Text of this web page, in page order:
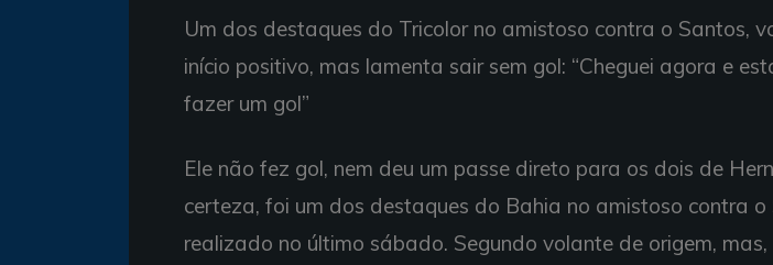
Um dos destaques do Tricolor no amistoso contra o Santos,
início positivo, mas lamenta sair sem gol: “Cheguei agora e
fazer um gol”
Ele não fez gol, nem deu um passe direto para os dois de
certeza, foi um dos destaques do Bahia no amistoso contra o
realizado no último sábado. Segundo volante de origem,